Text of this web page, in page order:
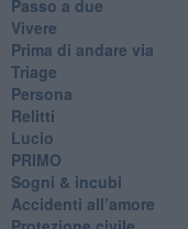
Passo a due
Vivere
Prima di andare via
Triage
Persona
Relitti
Lucio
PRIMO
Sogni & incubi
Accidenti all’amore